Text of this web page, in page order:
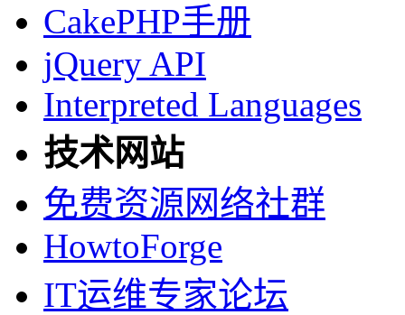
CakePHP手册
jQuery API
Interpreted Languages
技术网站
免费资源网络社群
HowtoForge
IT运维专家论坛